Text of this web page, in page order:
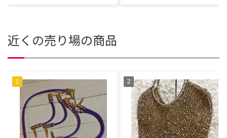
近くの売り場の商品